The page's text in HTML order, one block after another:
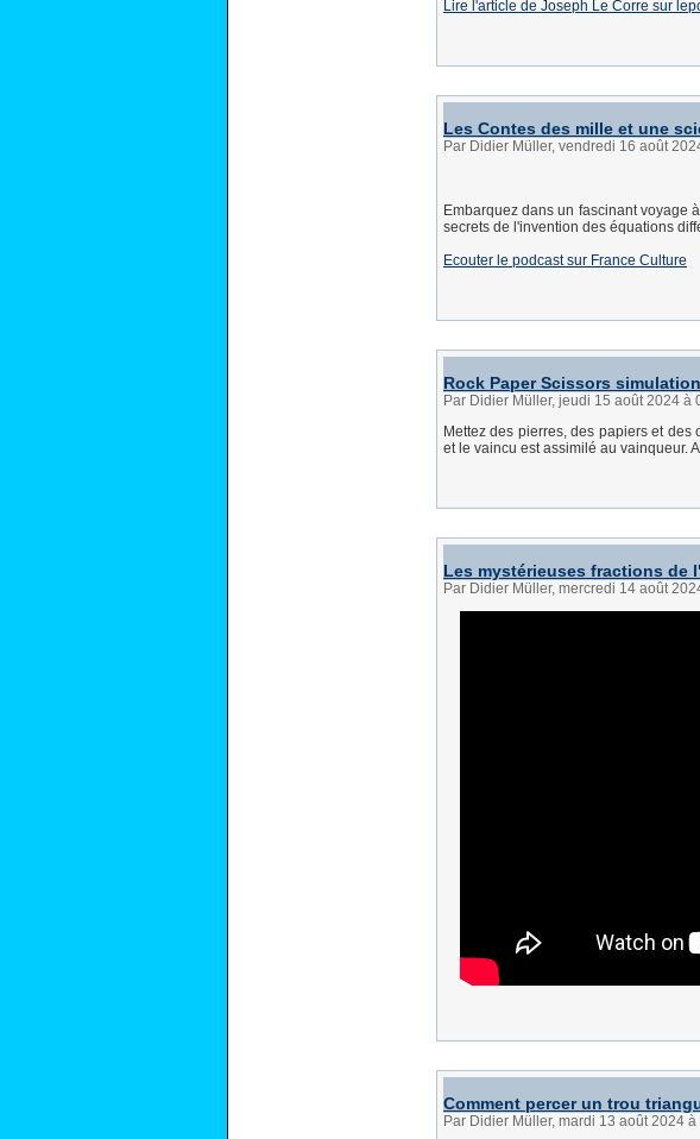
Lire l'article de Joseph Le Corre sur
Les Contes des mille et une
Par Didier Müller, vendredi 16 août
Embarquez dans un fascinant voyage
secrets de l'invention des équations
Ecouter le podcast sur France Culture
Rock Paper Scissors simulation
Par Didier Müller, jeudi 15 août 2024 à
Mettez des pierres, des papiers et
et le vaincu est assimilé au vainqueur.
Les mystérieuses fractions de
Par Didier Müller, mercredi 14 août
Comment percer un trou
Par Didier Müller, mardi 13 août 2024 à